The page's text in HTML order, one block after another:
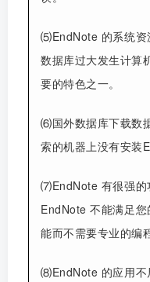
⑸EndNote 的系统资
数据库过大发生计算
要的特色之一。
⑹国外数据库下载数
索的机器上没有安装
⑺EndNote 有很强的
EndNote 不能满足
能而不需要专业的编
⑻EndNote 的应用不